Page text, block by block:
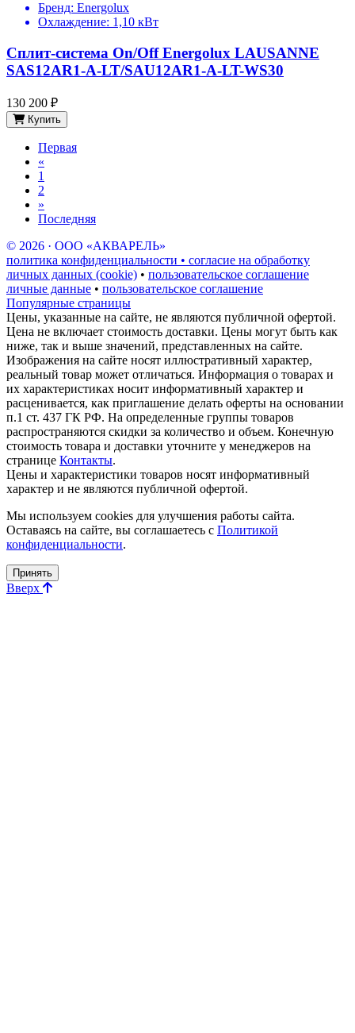
Бренд: Energolux
Охлаждение: 1,10 кВт
Сплит-система On/Off Energolux LAUSANNE
SAS12AR1-A-LT/SAU12AR1-A-LT-WS30
130 200 ₽
Купить
Первая
«
1
2
»
Последняя
© 2026 · ООО «АКВАРЕЛЬ»
политика конфиденциальности • согласие на обработку
личных данных (cookie) • пользовательское соглашение
личные данные • пользовательское соглашение
Популярные страницы
Цены, указанные на сайте, не являются публичной офертой.
Цена не включает стоимость доставки. Цены могут быть как
ниже, так и выше значений, представленных на сайте.
Изображения на сайте носят иллюстративный характер,
реальный товар может отличаться. Информация о товарах и
их характеристиках носит информативный характер и
расценивается, как приглашение делать оферты на основании
п.1 ст. 437 ГК РФ. На определенные группы товаров
распространяются скидки за количество и объем. Конечную
стоимость товара и доставки уточните у менеджеров на
странице Контакты.
Цены и характеристики товаров носят информативный
характер и не являются публичной офертой.
Мы используем cookies для улучшения работы сайта.
Оставаясь на сайте, вы соглашаетесь с Политикой
конфиденциальности.
Принять
Вверх